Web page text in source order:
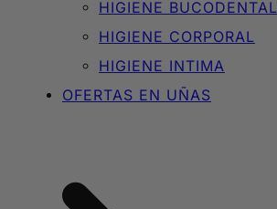
HIGIENE BUCODENTAL
HIGIENE CORPORAL
HIGIENE INTIMA
OFERTAS EN UÑAS